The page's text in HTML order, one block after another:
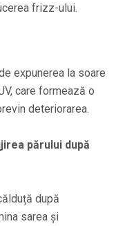
frizz-ului.
expunerea la soare
care formează o
deteriorarea.
părului după
după
sarea și